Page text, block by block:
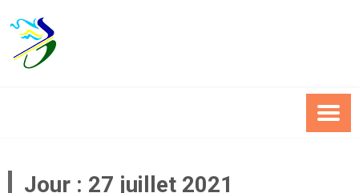
to
content
Jour : 27 juillet 2021